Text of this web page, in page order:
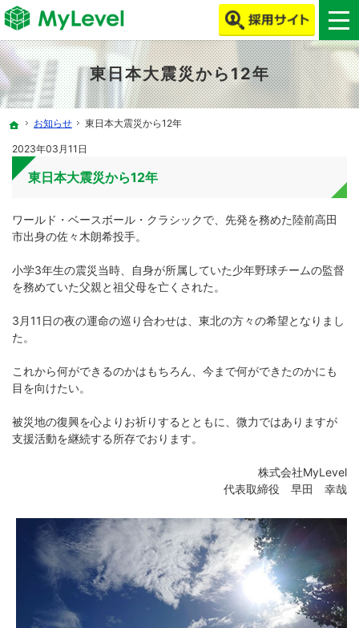
東日本大震災から12年
MyLevelで、ITエンジニア・クリエイターの働き方改革をしよう！
MyLevelは、ITエンジニア・クリエイターの人材不足やミスマッチを解消します！
ホーム
お知らせ 東日本大震災から12年
2023年03月11日
東日本大震災から12年
ワールド・ベースボール・クラシックで、先発を務めた陸前高田
市出身の佐々木朗希投手。
小学3年生の震災当時、自身が所属していた少年野球チームの監督
を務めていた父親と祖父母を亡くされた。
3月11日の夜の運命の巡り合わせは、東北の方々の希望となりまし
た。
これから何ができるのかはもちろん、今まで何ができたのかにも
目を向けたい。
被災地の復興を心よりお祈りするとともに、微力ではありますが
支援活動を継続する所存でおります。
株式会社MyLevel
代表取締役 早田 幸哉